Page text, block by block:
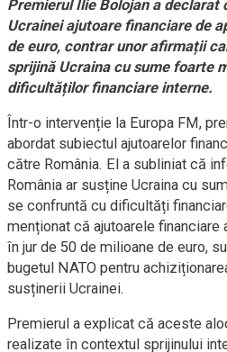
Premierul Ilie Bolojan a declarat
Ucrainei ajutoare financiare de
de euro, contrar unor afirmații
sprijină Ucraina cu sume foarte
dificultăților financiare interne.
Într-o intervenție la Europa FM,
abordat subiectul ajutoarelor
către România. El a subliniat că
România ar susține Ucraina cu
se confruntă cu dificultăți
menționat că ajutoarele financiare
în jur de 50 de milioane de euro,
bugetul NATO pentru
susținerii Ucrainei.
Premierul a explicat că aceste
realizate în contextul sprijinului